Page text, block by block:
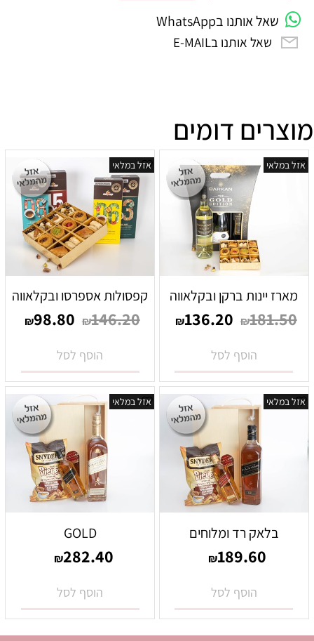
שאל אותנו בWhatsApp
שאל אותנו בE-MAIL
מוצרים דומים
אזל במלאי
מארז יינות ברקן ובקלאווה
₪181.50
₪136.20
הוסף לסל
אזל במלאי
קפסולות אספרסו ובקלאווה
₪146.20
₪98.80
הוסף לסל
אזל במלאי
בלאק רד ומלוחים
₪189.60
הוסף לסל
אזל במלאי
GOLD
₪282.40
הוסף לסל